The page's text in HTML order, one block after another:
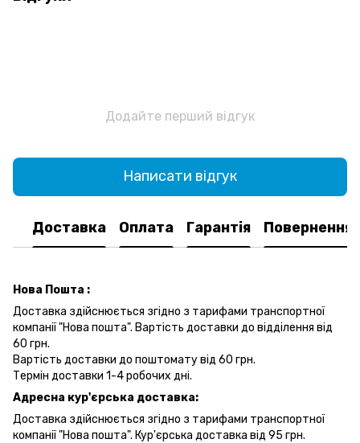
Додайте перший відгук
Написати відгук
Доставка Оплата Гарантія Повернення
Нова Пошта :
Доставка здійснюється згідно з тарифами транспортної
компанії "Нова пошта". Вартість доставки до відділення від
60 грн.
Вартість доставки до поштомату від 60 грн.
Термін доставки 1-4 робочих дні.
Адресна кур'єрська доставка:
Доставка здійснюється згідно з тарифами транспортної
компанії "Нова пошта". Кур'єрська доставка від 95 грн.